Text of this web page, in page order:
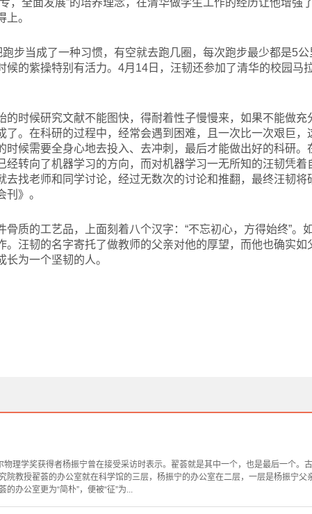
，全面发展”的培养理念，在清华做学生工作的经历让他增强
。
步当成了一种习惯，有空就去跑几圈，每次跑步最少都是5
候的紫操特别有活力。4月14日，汪韧还参加了清华的校园马
的时候研究文献不能图快，得耐着性子慢慢来，如果不能做充
。在科研的过程中，经常会遇到困难，且一次比一次艰巨，
候需要全身心地去投入、去冲刺，最后才能做出好的科研。
经转向了机器学习的方向，而对机器学习一无所知的汪韧凭着
找老师和同学讨论，经过无数次的讨论和推翻，最终汪韧将
》。
质的工艺品，上面刻着八个汉字：“不忘初心，方得始终”。
。汪韧的名字寄托了做教师的父亲对他的厚望，而他也确实如
为一个坚韧的人。
物理学奖获得者杨振宁曾在接受采访时表示。翟荟就是其中一个，也是最后一个。
院教授翟荟的办公室就在科学馆的三层，杨振宁的办公室在二层，一层是杨振宁父
办公室更为“简朴”，便被“征”为...